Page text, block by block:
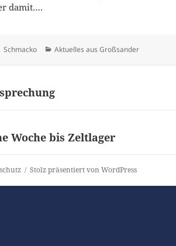
damit….
Autor
Schmacko Kategorien
Aktuelles aus Großsander
Woche bis Zeltlager
Stolz präsentiert von WordPress